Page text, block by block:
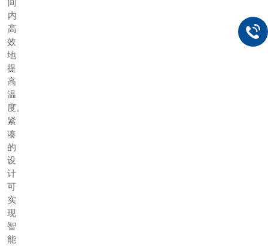
间
内
高
效
地
提
高
温
度。
紧
凑
的
设
计
可
实
现
智
能